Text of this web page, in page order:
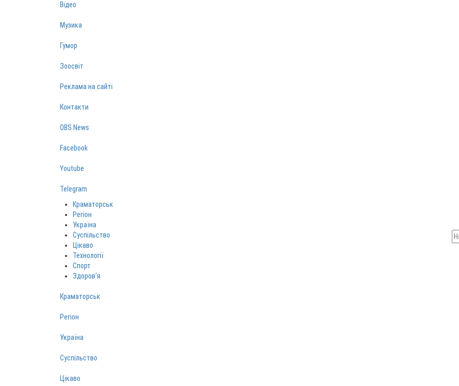
Відео
Музика
Гумор
Зоосвіт
Реклама на сайті
Контакти
OBS News
Facebook
Youtube
Telegram
Краматорськ
Регіон
Україна
Суспільство
Цікаво
Технології
Спорт
Здоров‘я
Краматорськ
Регіон
Україна
Суспільство
Цікаво